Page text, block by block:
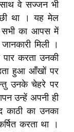
साथ वे सज्जन भी
था । यह मेल
सभी का आपस में
मिली ।
करता उनकी
हुआ आँखों पर
उनके चेहरे पर
उन्हें अपनी ही
काठी का उनका
करता था ।